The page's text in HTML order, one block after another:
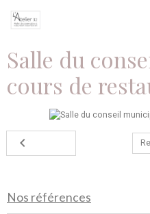
Salle du
cours de
Nos références